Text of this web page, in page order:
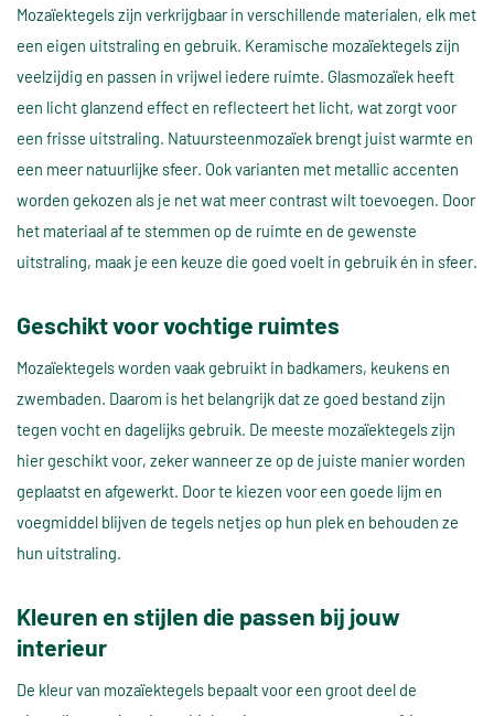
Mozaïektegels zijn verkrijgbaar in verschillende materialen, elk met
een eigen uitstraling en gebruik. Keramische mozaïektegels zijn
veelzijdig en passen in vrijwel iedere ruimte. Glasmozaïek heeft
een licht glanzend effect en reflecteert het licht, wat zorgt voor
een frisse uitstraling. Natuursteenmozaïek brengt juist warmte en
een meer natuurlijke sfeer. Ook varianten met metallic accenten
worden gekozen als je net wat meer contrast wilt toevoegen. Door
het materiaal af te stemmen op de ruimte en de gewenste
uitstraling, maak je een keuze die goed voelt in gebruik én in sfeer.
Geschikt voor vochtige ruimtes
Mozaïektegels worden vaak gebruikt in badkamers, keukens en
zwembaden. Daarom is het belangrijk dat ze goed bestand zijn
tegen vocht en dagelijks gebruik. De meeste mozaïektegels zijn
hier geschikt voor, zeker wanneer ze op de juiste manier worden
geplaatst en afgewerkt. Door te kiezen voor een goede lijm en
voegmiddel blijven de tegels netjes op hun plek en behouden ze
hun uitstraling.
Kleuren en stijlen die passen bij jouw
interieur
De kleur van mozaïektegels bepaalt voor een groot deel de